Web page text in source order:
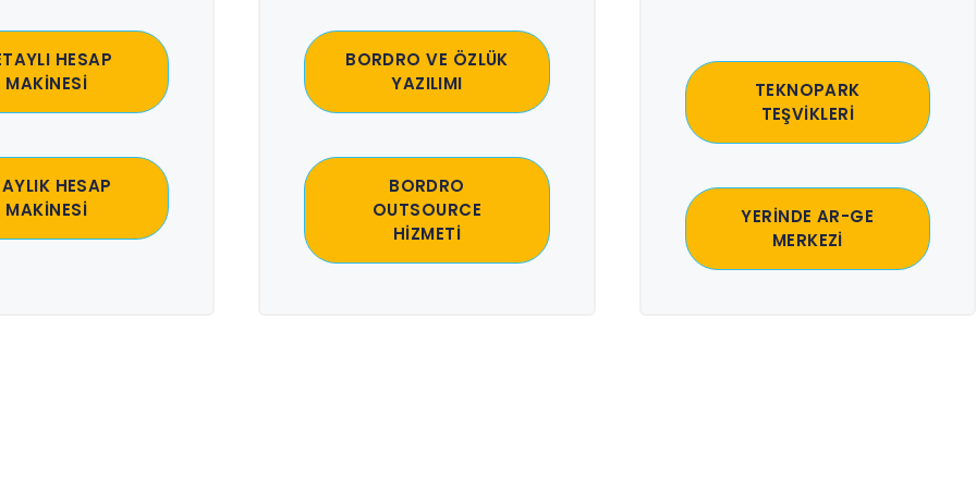
HESAP
MAKİNESİ
HESAP
MAKİNESİ
BORDRO VE ÖZLÜK
YAZILIMI
BORDRO
OUTSOURCE
HİZMETİ
TEKNOPARK
TEŞVİKLERİ
YERİNDE AR-GE
MERKEZİ